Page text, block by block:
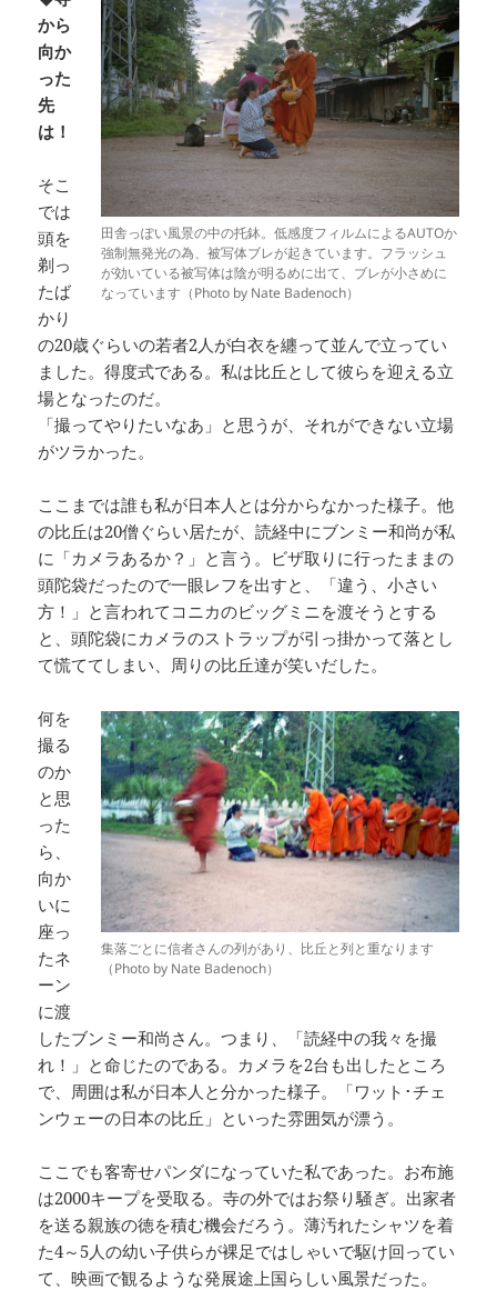
田舎っぽい風景の中の托鉢。低感度フィルムによるAUTOか
強制無発光の為、被写体ブレが起きています。フラッシュ
が効いている被写体は陰が明るめに出て、ブレが小さめに
なっています（Photo by Nate Badenoch）
から
向か
った
先
は！
そこ
では
頭を
剃っ
たば
かり
の20歳ぐらいの若者2人が白衣を纏って並んで立ってい
ました。得度式である。私は比丘として彼らを迎える立
場となったのだ。
「撮ってやりたいなあ」と思うが、それができない立場
がツラかった。
ここまでは誰も私が日本人とは分からなかった様子。他
の比丘は20僧ぐらい居たが、読経中にブンミー和尚が私
に「カメラあるか？」と言う。ビザ取りに行ったままの
頭陀袋だったので一眼レフを出すと、「違う、小さい
方！」と言われてコニカのビッグミニを渡そうとする
と、頭陀袋にカメラのストラップが引っ掛かって落とし
て慌ててしまい、周りの比丘達が笑いだした。
集落ごとに信者さんの列があり、比丘と列と重なります
（Photo by Nate Badenoch）
何を
撮る
のか
と思
った
ら、
向か
いに
座っ
たネ
ーン
に渡
したブンミー和尚さん。つまり、「読経中の我々を撮
れ！」と命じたのである。カメラを2台も出したところ
で、周囲は私が日本人と分かった様子。「ワット･チェ
ンウェーの日本の比丘」といった雰囲気が漂う。
ここでも客寄せパンダになっていた私であった。お布施
は2000キープを受取る。寺の外ではお祭り騒ぎ。出家者
を送る親族の徳を積む機会だろう。薄汚れたシャツを着
た4～5人の幼い子供らが裸足ではしゃいで駆け回ってい
て、映画で観るような発展途上国らしい風景だった。